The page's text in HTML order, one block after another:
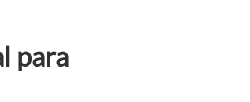
para